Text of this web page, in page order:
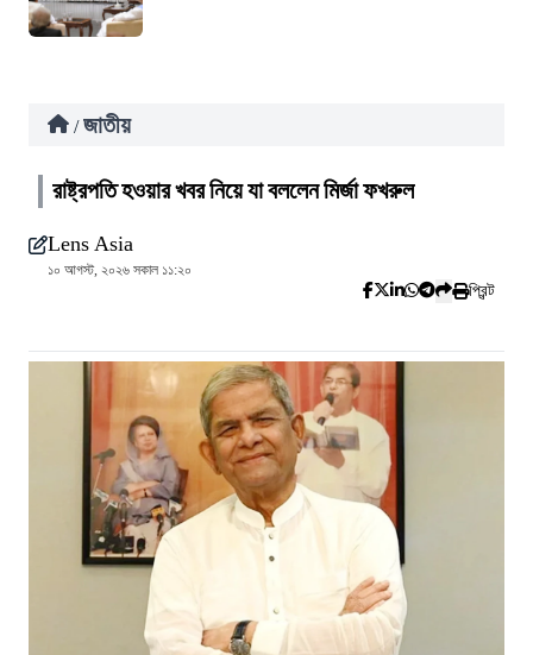
/ জাতীয়
রাষ্ট্রপতি হওয়ার খবর নিয়ে যা বললেন মির্জা ফখরুল
Lens Asia
১০ আগস্ট, ২০২৬ সকাল ১১:২০
প্রিন্ট